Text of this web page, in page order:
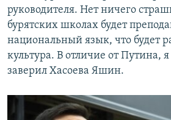
руководителя. Нет ничего
бурятских школах будет
национальный язык, что будет
культура. В отличие от Путина,
заверил Хасоева Яшин.